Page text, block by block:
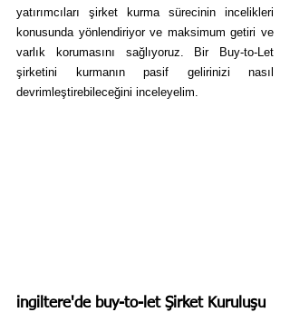
yatırımcıları şirket kurma sürecinin incelikleri
konusunda yönlendiriyor ve maksimum getiri ve
varlık korumasını sağlıyoruz. Bir Buy-to-Let
şirketini kurmanın pasif gelirinizi nasıl
devrimleştirebileceğini inceleyelim.
ingiltere'de buy-to-let Şirket Kuruluşu